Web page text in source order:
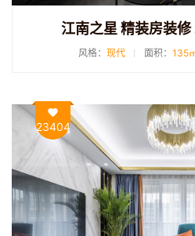
江南之星 精装房装
风格： 现代 面积： 135
23404